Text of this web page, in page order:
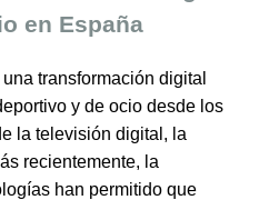
en España
transformación digital
y de ocio desde los
la televisión digital, la
recientemente, la
han permitido que